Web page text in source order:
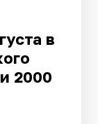
в
2000